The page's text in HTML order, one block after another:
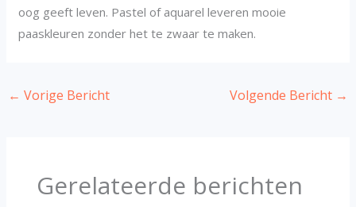
oog geeft leven. Pastel of aquarel leveren mooie
paaskleuren zonder het te zwaar te maken.
← Vorige Bericht Volgende Bericht →
Gerelateerde berichten